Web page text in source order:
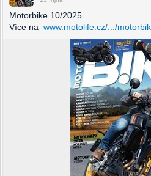
Motorbike 10/2025
Více na www.motolife.cz/.../